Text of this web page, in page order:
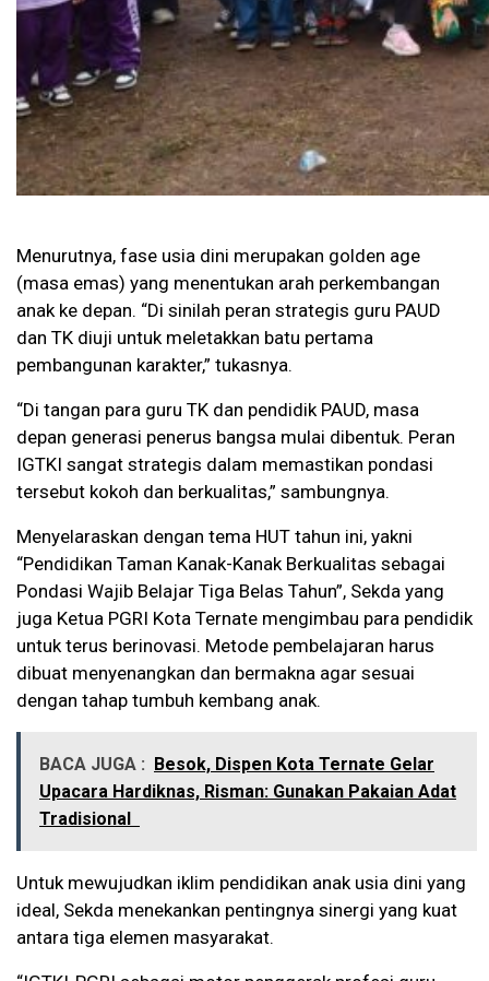
Menurutnya, fase usia dini merupakan golden age
(masa emas) yang menentukan arah perkembangan
anak ke depan. “Di sinilah peran strategis guru PAUD
dan TK diuji untuk meletakkan batu pertama
pembangunan karakter,” tukasnya.
“Di tangan para guru TK dan pendidik PAUD, masa
depan generasi penerus bangsa mulai dibentuk. Peran
IGTKI sangat strategis dalam memastikan pondasi
tersebut kokoh dan berkualitas,” sambungnya.
Menyelaraskan dengan tema HUT tahun ini, yakni
“Pendidikan Taman Kanak-Kanak Berkualitas sebagai
Pondasi Wajib Belajar Tiga Belas Tahun”, Sekda yang
juga Ketua PGRI Kota Ternate mengimbau para pendidik
untuk terus berinovasi. Metode pembelajaran harus
dibuat menyenangkan dan bermakna agar sesuai
dengan tahap tumbuh kembang anak.
BACA JUGA : Besok, Dispen Kota Ternate Gelar
Upacara Hardiknas, Risman: Gunakan Pakaian Adat
Tradisional
Untuk mewujudkan iklim pendidikan anak usia dini yang
ideal, Sekda menekankan pentingnya sinergi yang kuat
antara tiga elemen masyarakat.